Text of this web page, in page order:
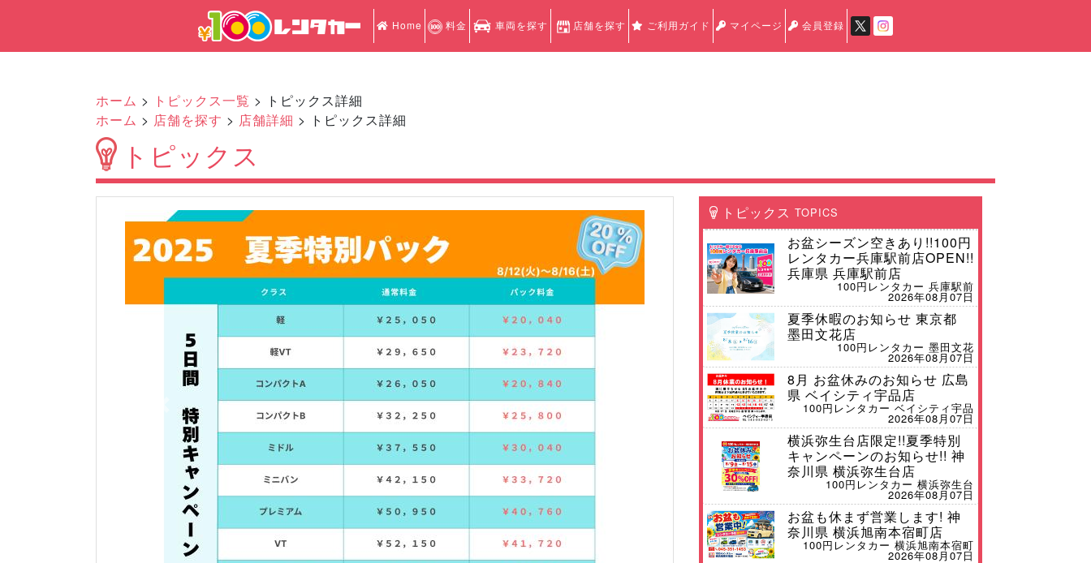
Home 料金 車両を探す 店舗を探す ご利用ガイド マイページ 会員登録
ホーム > トピックス一覧 > トピックス詳細
ホーム > 店舗を探す > 店舗詳細 > トピックス詳細
トピックス
Previous
トピックス TOPICS
お盆シーズン空きあり!!100円
レンタカー兵庫駅前店OPEN!!
兵庫県 兵庫駅前店
100円レンタカー 兵庫駅前
2026年08月07日
夏季休暇のお知らせ 東京都
墨田文花店
100円レンタカー 墨田文花
2026年08月07日
8月 お盆休みのお知らせ 広島
県 ベイシティ宇品店
100円レンタカー ベイシティ宇品
2026年08月07日
横浜弥生台店限定!!夏季特別
キャンペーンのお知らせ!! 神
奈川県 横浜弥生台店
100円レンタカー 横浜弥生台
2026年08月07日
お盆も休まず営業します! 神
奈川県 横浜旭南本宿町店
100円レンタカー 横浜旭南本宿町
2026年08月07日